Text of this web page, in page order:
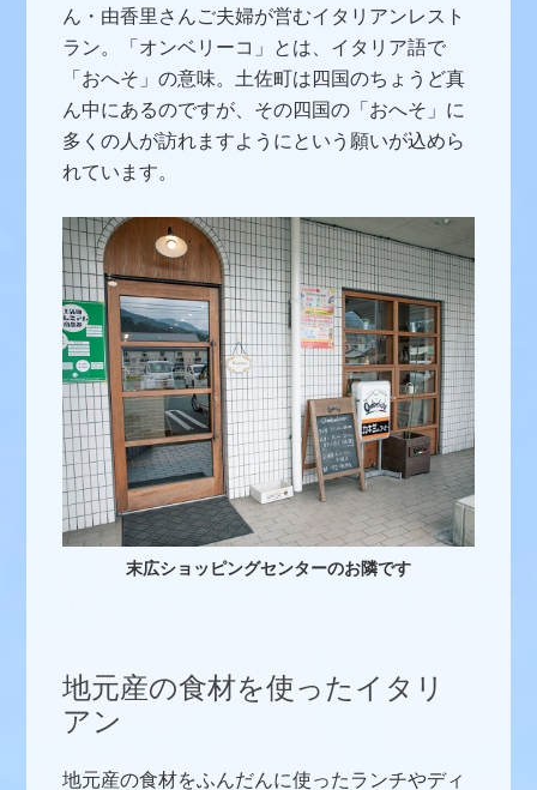
ん・由香里さんご夫婦が営むイタリアンレスト
ラン。「オンベリーコ」とは、イタリア語で
「おへそ」の意味。土佐町は四国のちょうど真
ん中にあるのですが、その四国の「おへそ」に
多くの人が訪れますようにという願いが込めら
れています。
末広ショッピングセンターのお隣です
地元産の食材を使ったイタリ
アン
地元産の食材をふんだんに使ったランチやディ